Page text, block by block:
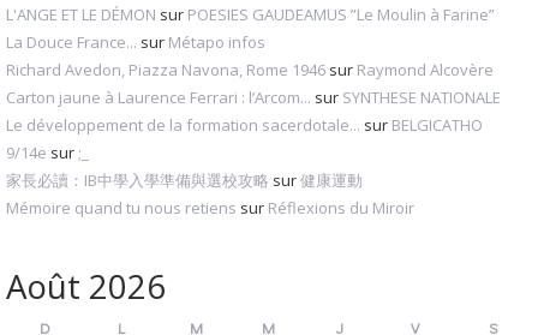
L'ANGE ET LE DÉMON sur POESIES GAUDEAMUS ”Le Moulin à Farine”
La Douce France... sur Métapo infos
Richard Avedon, Piazza Navona, Rome 1946 sur Raymond Alcovère
Carton jaune à Laurence Ferrari : l’Arcom... sur SYNTHESE NATIONALE
Le développement de la formation sacerdotale... sur BELGICATHO
9/14e sur ;_
家長必讀：IB中學入學準備與選校攻略 sur健康運動
Mémoire quand tu nous retiens sur Réflexions du Miroir
Août 2026
D L M M J V S